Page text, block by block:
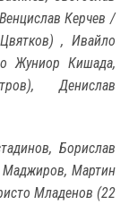
Керчев /
, Ивайло
Кишада,
Денислав
Борислав
Мартин
Младенов (22